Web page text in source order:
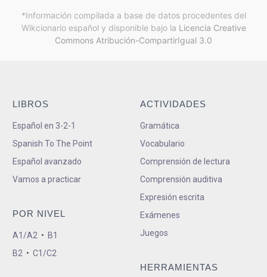
*Información compilada a base de datos procedentes del
Wikcionario español y disponible bajo la Licencia Creative
Commons Atribución-CompartirIgual 3.0
LIBROS
Español en 3-2-1
Spanish To The Point
Español avanzado
Vamos a practicar
POR NIVEL
A1/A2 • B1
B2 • C1/C2
ACTIVIDADES
Gramática
Vocabulario
Comprensión de lectura
Comprensión auditiva
Expresión escrita
Exámenes
Juegos
HERRAMIENTAS